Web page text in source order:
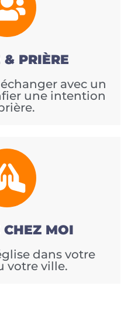
& PRIÈRE
avec un
une intention
CHEZ MOI
dans votre
votre ville.